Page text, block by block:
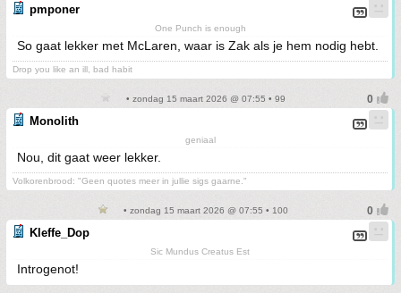
pmponer
One Punch is enough
So gaat lekker met McLaren, waar is Zak als je hem nodig hebt.
Drop you like an ill, bad habit
• zondag 15 maart 2026 @ 07:55 • 99
Monolith
geniaal
Nou, dit gaat weer lekker.
Volkorenbrood: "Geen quotes meer in jullie sigs gaarne."
• zondag 15 maart 2026 @ 07:55 • 100
Kleffe_Dop
Sic Mundus Creatus Est
Introgenot!